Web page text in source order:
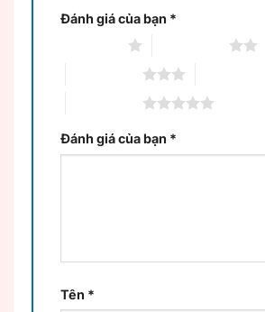
Đánh giá của bạn *
Đánh giá của bạn *
Tên *